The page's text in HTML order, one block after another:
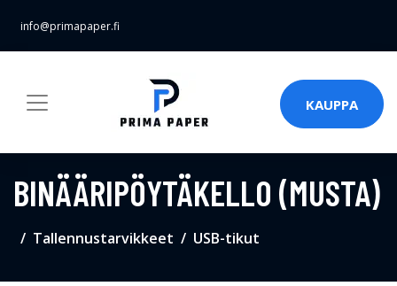
info@primapaper.fi
KAUPPA
BINÄÄRIPÖYTÄKELLO (MUSTA)
Tallennustarvikkeet USB-tikut